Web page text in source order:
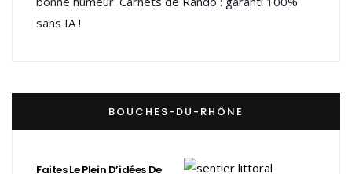
sans IA !
BOUCHES-DU-RHÔNE
Faites Le Plein D’idées De